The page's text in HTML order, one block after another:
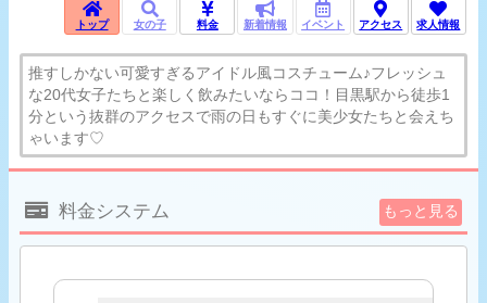
トップ 女の子 料金 新着情報 イベント アクセス 求人情報
推すしかない可愛すぎるアイドル風コスチューム♪フレッシュ
な20代女子たちと楽しく飲みたいならココ！目黒駅から徒歩1
分という抜群のアクセスで雨の日もすぐに美少女たちと会えち
ゃいます♡
料金システム もっと見る